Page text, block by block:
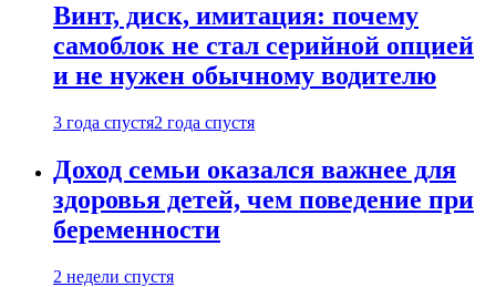
Винт, диск, имитация: почему
самоблок не стал серийной опцией
и не нужен обычному водителю
3 года спустя2 года спустя
Доход семьи оказался важнее для
здоровья детей, чем поведение при
беременности
2 недели спустя